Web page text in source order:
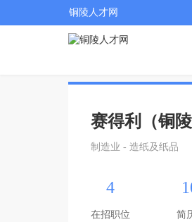
铜陵人才网
赛得利（铜
制造业 - 造纸及纸品
4
在招职位 简